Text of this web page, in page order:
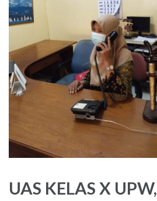
UAS KELAS X